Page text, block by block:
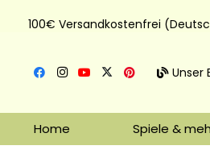
100€ Versandkostenfrei
Unser
Home Spiele &